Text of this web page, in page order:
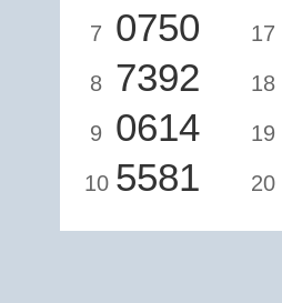
7 0750
8 7392
9 0614
10 5581
17
18
19
20